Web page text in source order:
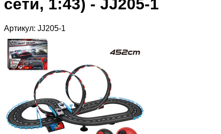
сети, 1:43) - JJ205-1
Артикул: JJ205-1